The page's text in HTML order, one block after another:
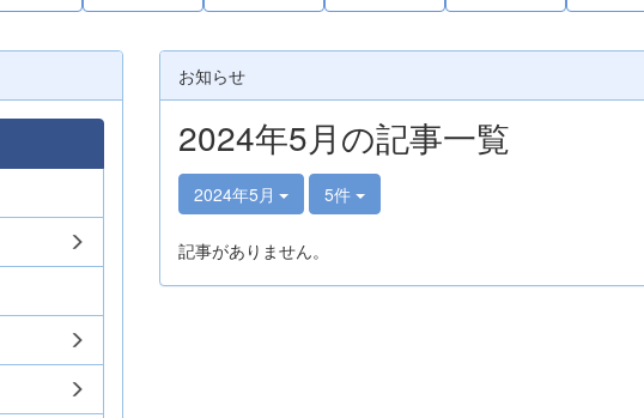
お知らせ
2024年5月の記事一覧
2024年5月 5件
記事がありません。